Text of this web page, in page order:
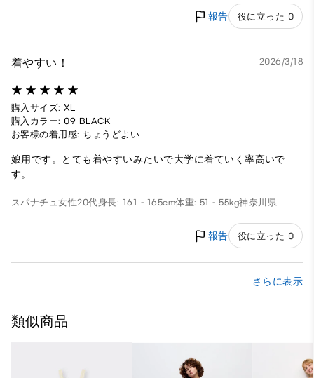
報告 役に立った 0
着やすい！ 2026/3/18
購入サイズ: XL
購入カラー: 09 BLACK
お客様の着用感: ちょうどよい
娘用です。とても着やすいみたいで大学に着ていく率高いで
す。
スパナチュ女性20代身長: 161 - 165cm体重: 51 - 55kg神奈川県
報告 役に立った 0
さらに表示
類似商品